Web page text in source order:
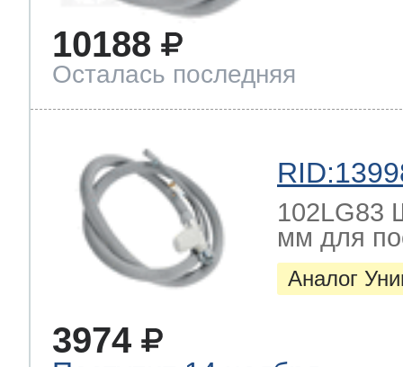
10188
Осталась последняя
102LG83
мм для
Аналог
3974